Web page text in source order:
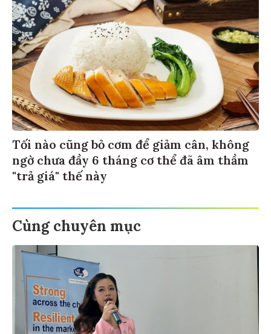
Tối nào cũng bỏ cơm để giảm cân, không
ngờ chưa đầy 6 tháng cơ thể đã âm thầm
"trả giá" thế này
Cùng chuyên mục